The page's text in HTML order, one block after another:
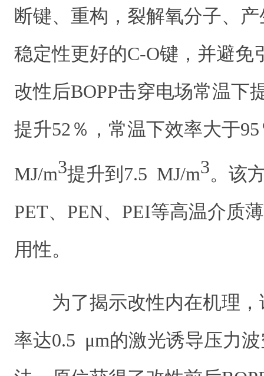
断键、重构，裂解氧分子、
稳定性更好的C-O键，并避免
改性后BOPP击穿电场常温下
提升52％，常温下效率大于
MJ/m3提升到7.5 MJ/m3。该
PET、PEN、PEI等高温介质
用性。
为了揭示改性内在机理
率达0.5 μm的激光诱导压力